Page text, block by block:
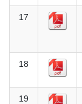
17
18
19